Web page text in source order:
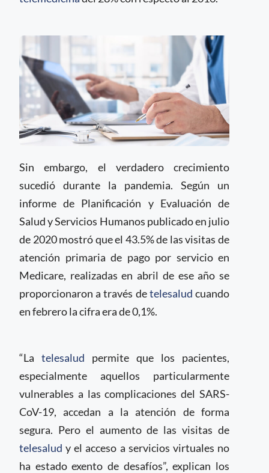
Sin embargo, el verdadero crecimiento
sucedió durante la pandemia. Según un
informe de Planificación y Evaluación de
Salud y Servicios Humanos publicado en julio
de 2020 mostró que el 43.5% de las visitas de
atención primaria de pago por servicio en
Medicare, realizadas en abril de ese año se
proporcionaron a través detelesalud cuando
en febrero la cifra era de 0,1%.
“La telesalud permite que los pacientes,
especialmente aquellos particularmente
vulnerables a las complicaciones del SARS-
CoV-19, accedan a la atención de forma
segura. Pero el aumento de las visitas de
telesalud y el acceso a servicios virtuales no
ha estado exento de desafíos”, explican los